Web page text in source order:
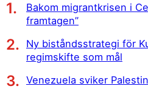
Bakom migrantkrisen i
framtagen”
Ny biståndsstrategi för
regimskifte som mål
Venezuela sviker